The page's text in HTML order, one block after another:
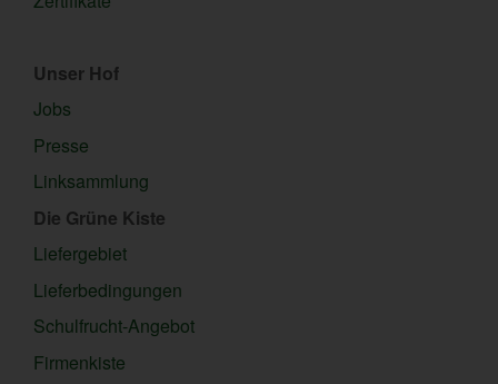
Unser Hof
Jobs
Presse
Linksammlung
Die Grüne Kiste
Liefergebiet
Lieferbedingungen
Schulfrucht-Angebot
Firmenkiste